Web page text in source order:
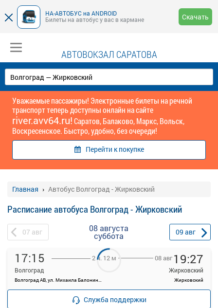
НА-АВТОБУС на ANDROID
Билеты на автобус у вас в кармане
Скачать
АВТОВОКЗАЛ САРАТОВА
Уважаемые пассажиры! Электронные билеты на речной
транспорт теперь доступны онлайн на сайте
river.avv64.ru!Саратов, Балаково, Маркс, Вольск,
Воскресенское. Быстро, удобно, без очереди!
Перейти к покупке
Главная Автобус Волгоград - Жирковский
Расписание автобуса Волгоград - Жирковский
07 авг 08 августа
суббота 09 авг
17:15
Волгоград
Волгоград АВ, ул. Михаила Балонина, 11
2 ч. 12 м 08 авг 19:27
Жирковский
Жирковский
—
Продажа билетов
прекращена
Служба поддержки